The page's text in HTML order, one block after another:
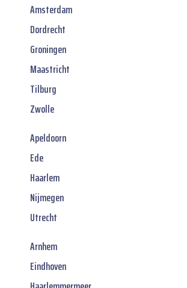
Amsterdam
Dordrecht
Groningen
Maastricht
Tilburg
Zwolle
Apeldoorn
Ede
Haarlem
Nijmegen
Utrecht
Arnhem
Eindhoven